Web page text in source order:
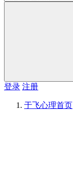
登录 注册
于飞心理首页